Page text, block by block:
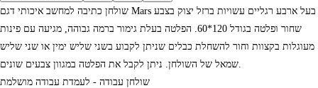
שולחן כתיבה למחשב איכותי דגם Mars בעל ארבע רגליים עשויות ברזל יצוק בצבע
שחור ופלטה בגודל 120*60. הפלטה בעלת גימור ברמה גבוהה, מגיעה עם פינות
מעוגלות בקצוות וחור להשחלת כבלים שניתן לקבוע בשני שליש ימין או שני שליש
שמאל של השולחן. ניתן לקבל את הפלטה במגוון צבעים שונים.
שולחן עבודה - לעמדת עבודה מושלמת